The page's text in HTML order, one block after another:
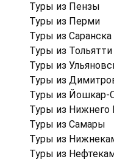
Туры из Пензы
Туры из Перми
Туры из Саранска
Туры из Тольятти
Туры из
Туры из
Туры из Йошкар-
Туры из Нижнего
Туры из Самары
Туры из
Туры из